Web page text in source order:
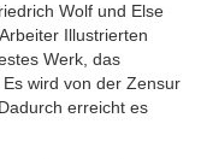
Wolf und Else
Illustrierten
Werk, das
. Es wird von der Zensur
erreicht es